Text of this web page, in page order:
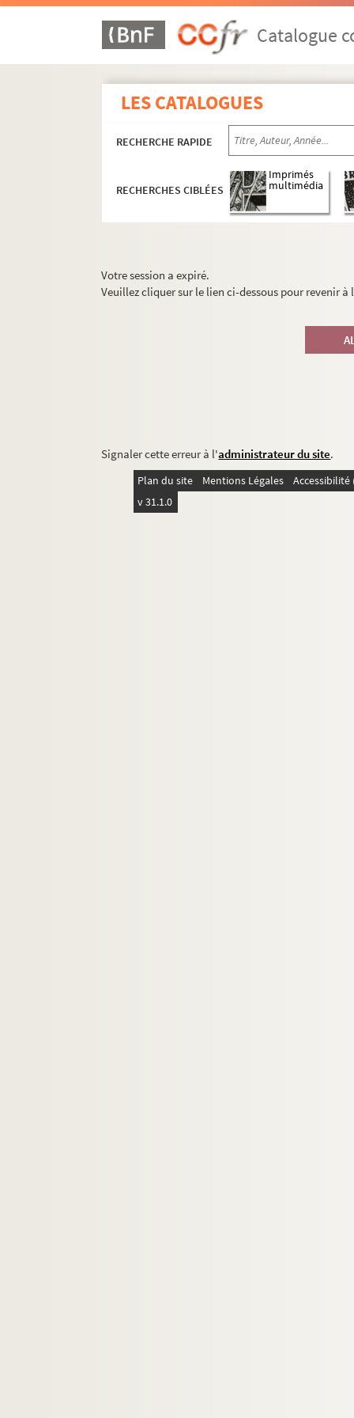
Catalogue
LES CATALOGUES
RECHERCHE RAPIDE
RECHERCHES CIBLÉES
Imprimés
multimédia
Votre session a expiré.
Veuillez cliquer sur le lien ci-dessous pour revenir
Signaler cette erreur à l'administrateur du site.
Plan du site Mentions Légales
v 31.1.0